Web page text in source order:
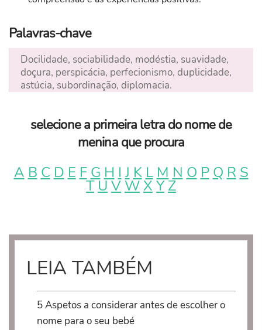
Palavras-chave
Docilidade, sociabilidade, modéstia, suavidade,
doçura, perspicácia, perfecionismo, duplicidade,
astúcia, subordinação, diplomacia.
selecione a primeira letra do nome de
menina que procura
A B C D E F G H I J K L M N O P Q R S
TUVW XYZ
LEIA TAMBÉM
5 Aspetos a considerar antes de escolher o
nome para o seu bebé